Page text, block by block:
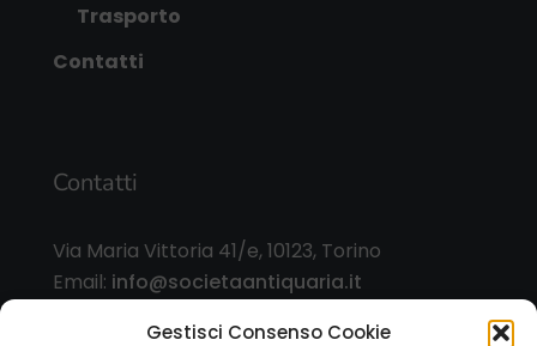
Gestisci Consenso Cookie
Trasporto
Contatti
Contatti
Via Maria Vittoria 41/e, 10123, Torino
Email: info@societaantiquaria.it